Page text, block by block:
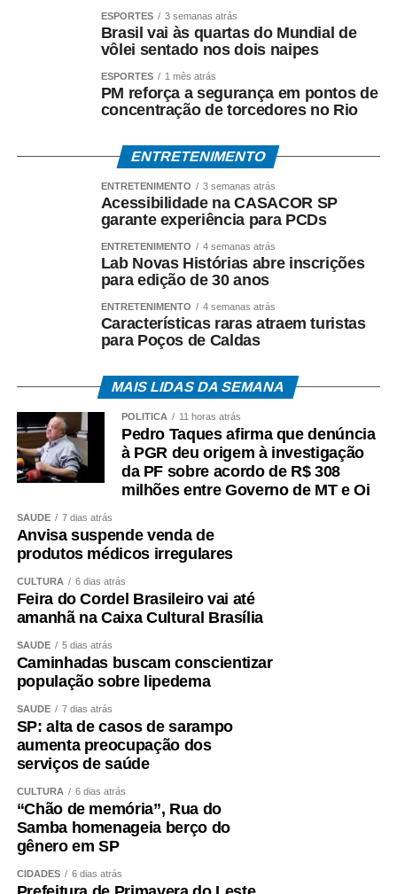
ESPORTES 3 semanas atrás
Brasil vai às quartas do Mundial de
vôlei sentado nos dois naipes
ESPORTES 1 mês atrás
PM reforça a segurança em pontos de
concentração de torcedores no Rio
ENTRETENIMENTO
ENTRETENIMENTO 3 semanas atrás
Acessibilidade na CASACOR SP
garante experiência para PCDs
ENTRETENIMENTO 4 semanas atrás
Lab Novas Histórias abre inscrições
para edição de 30 anos
ENTRETENIMENTO 4 semanas atrás
Características raras atraem turistas
para Poços de Caldas
MAIS LIDAS DA SEMANA
POLÍTICA 11 horas atrás
Pedro Taques afirma que denúncia
à PGR deu origem à investigação
da PF sobre acordo de R$ 308
milhões entre Governo de MT e Oi
SAÚDE 7 dias atrás
Anvisa suspende venda de
produtos médicos irregulares
CULTURA 6 dias atrás
Feira do Cordel Brasileiro vai até
amanhã na Caixa Cultural Brasília
SAÚDE 5 dias atrás
Caminhadas buscam conscientizar
população sobre lipedema
SAÚDE 7 dias atrás
SP: alta de casos de sarampo
aumenta preocupação dos
serviços de saúde
CULTURA 6 dias atrás
“Chão de memória”, Rua do
Samba homenageia berço do
gênero em SP
CIDADES 6 dias atrás